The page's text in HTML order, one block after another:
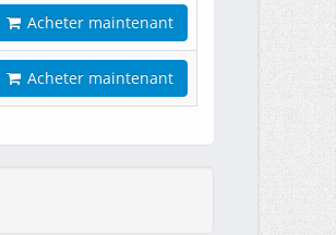
Acheter maintenant
Acheter maintenant